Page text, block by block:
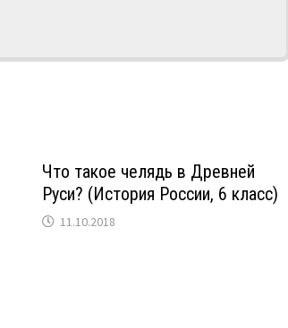
Что такое челядь в Древней
Руси? (История России, 6 класс)
11.10.2018